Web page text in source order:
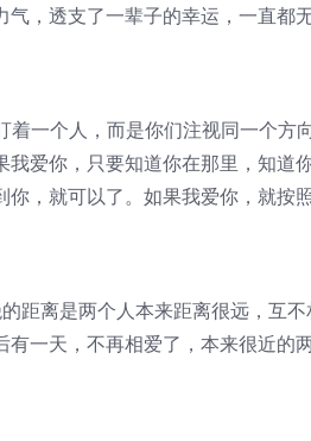
气，透支了一辈子的幸运，一直都
一个人，而是你们注视同一个方
我爱你，只要知道你在那里，知道
你，就可以了。如果我爱你，就按
离是两个人本来距离很远，互不
有一天，不再相爱了，本来很近的